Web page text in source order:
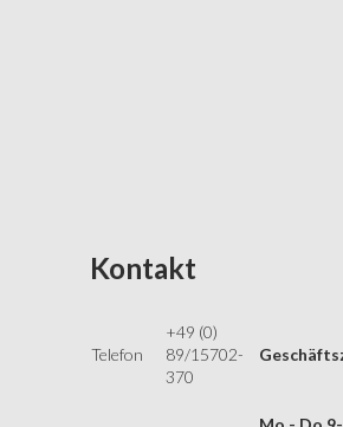
Kontakt
Telefon
+49 (0)
89/15702-
370